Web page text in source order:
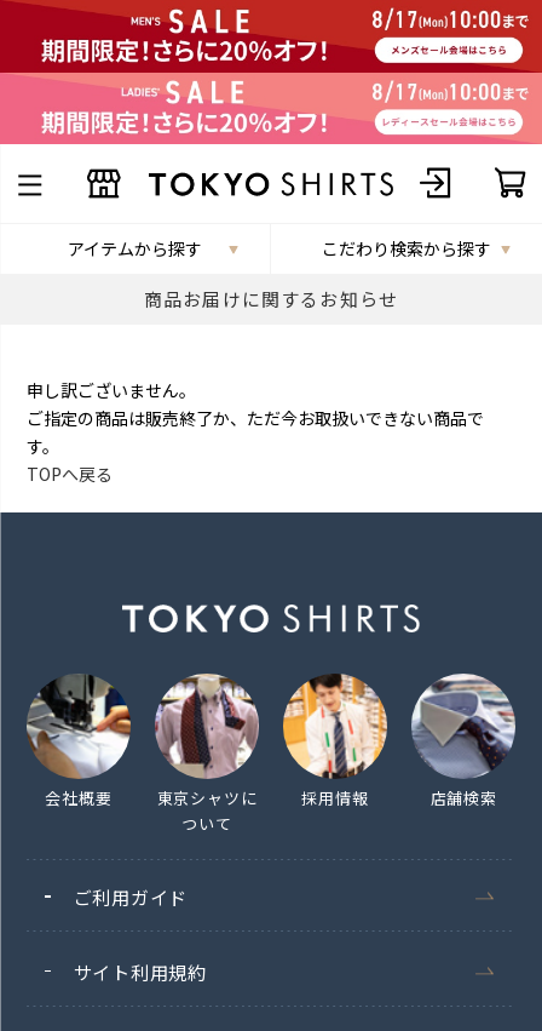
アイテムから探す こだわり検索から探す
商品お届けに関するお知らせ
申し訳ございません。
ご指定の商品は販売終了か、ただ今お取扱いできない商品で
す。
TOPへ戻る
会社概要
東京シャツに
ついて
採用情報 店舗検索
ご利用ガイド
サイト利用規約